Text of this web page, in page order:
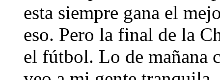
esta siempre gana el
eso. Pero la final de la
el fútbol. Lo de mañana